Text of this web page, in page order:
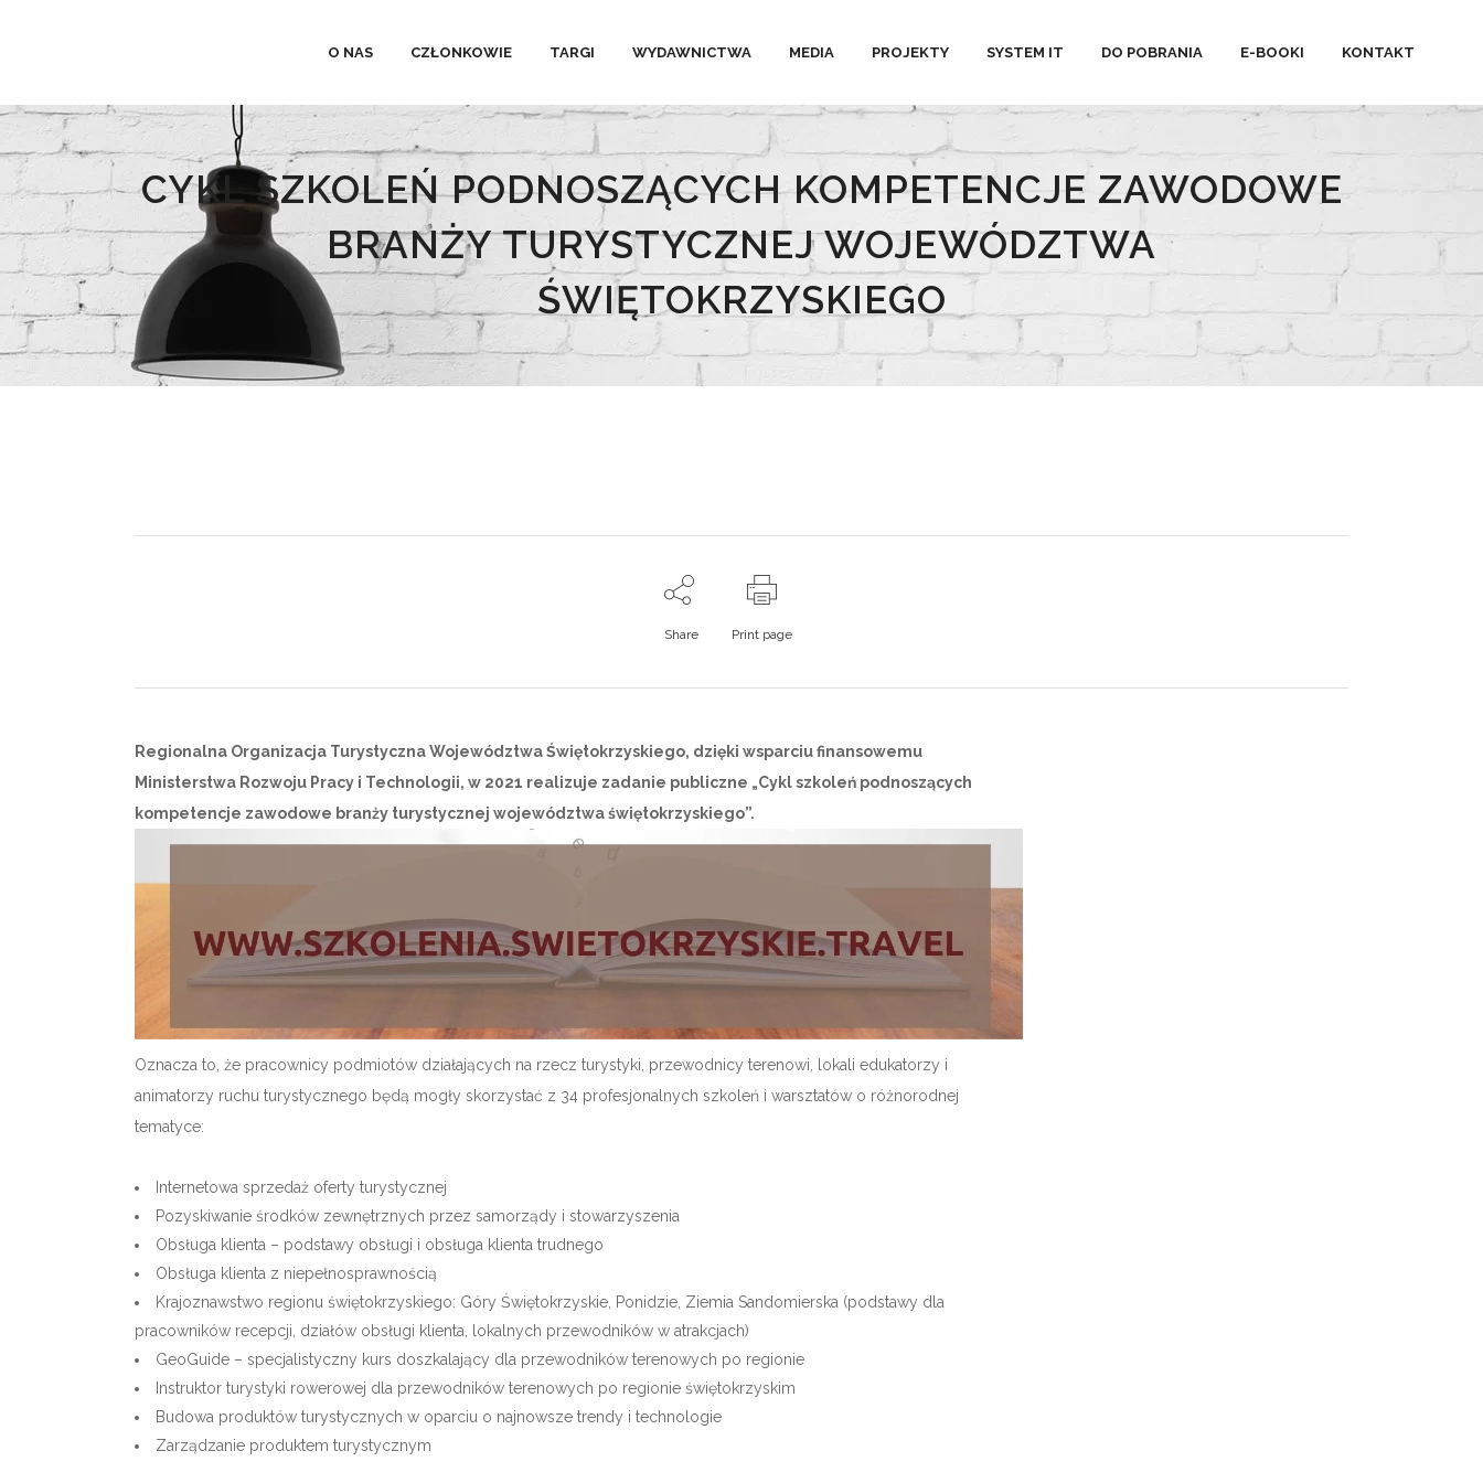
O NAS CZŁONKOWIE TARGI WYDAWNICTWA MEDIA PROJEKTY SYSTEM IT DO POBRANIA E-BOOKI KONTAKT
CYKL SZKOLEŃ PODNOSZĄCYCH KOMPETENCJE ZAWODOWE
BRANŻY TURYSTYCZNEJ WOJEWÓDZTWA
ŚWIĘTOKRZYSKIEGO
Share Print page
Regionalna Organizacja Turystyczna Województwa Świętokrzyskiego, dzięki wsparciu finansowemu
Ministerstwa Rozwoju Pracy i Technologii, w 2021 realizuje zadanie publiczne „Cykl szkoleń podnoszących
kompetencje zawodowe branży turystycznej województwa świętokrzyskiego”.
Oznacza to, że pracownicy podmiotów działających na rzecz turystyki, przewodnicy terenowi, lokali edukatorzy i
animatorzy ruchu turystycznego będą mogły skorzystać z 34 profesjonalnych szkoleń i warsztatów o różnorodnej
tematyce:
Internetowa sprzedaż oferty turystycznej
Pozyskiwanie środków zewnętrznych przez samorządy i stowarzyszenia
Obsługa klienta – podstawy obsługi i obsługa klienta trudnego
Obsługa klienta z niepełnosprawnością
Krajoznawstwo regionu świętokrzyskiego: Góry Świętokrzyskie, Ponidzie, Ziemia Sandomierska (podstawy dla
pracowników recepcji, działów obsługi klienta, lokalnych przewodników w atrakcjach)
GeoGuide – specjalistyczny kurs doszkalający dla przewodników terenowych po regionie
Instruktor turystyki rowerowej dla przewodników terenowych po regionie świętokrzyskim
Budowa produktów turystycznych w oparciu o najnowsze trendy i technologie
Zarządzanie produktem turystycznym